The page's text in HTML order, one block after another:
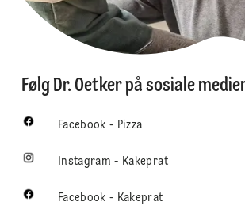
Følg Dr. Oetker på sosiale
Facebook - Pizza
Instagram - Kakeprat
Facebook - Kakeprat